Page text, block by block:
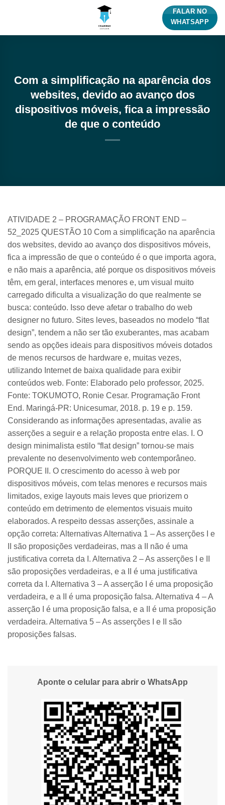
FALAR NO
WHATSAPP
Com a simplificação na aparência dos
websites, devido ao avanço dos
dispositivos móveis, fica a impressão
de que o conteúdo
ATIVIDADE 2 – PROGRAMAÇÃO FRONT END –
52_2025 QUESTÃO 10 Com a simplificação na aparência
dos websites, devido ao avanço dos dispositivos móveis,
fica a impressão de que o conteúdo é o que importa agora,
e não mais a aparência, até porque os dispositivos móveis
têm, em geral, interfaces menores e, um visual muito
carregado dificulta a visualização do que realmente se
busca: conteúdo. Isso deve afetar o trabalho do web
designer no futuro. Sites leves, baseados no modelo “flat
design”, tendem a não ser tão exuberantes, mas acabam
sendo as opções ideais para dispositivos móveis dotados
de menos recursos de hardware e, muitas vezes,
utilizando Internet de baixa qualidade para exibir
conteúdos web. Fonte: Elaborado pelo professor, 2025.
Fonte: TOKUMOTO, Ronie Cesar. Programação Front
End. Maringá-PR: Unicesumar, 2018. p. 19 e p. 159.
Considerando as informações apresentadas, avalie as
asserções a seguir e a relação proposta entre elas. I. O
design minimalista estilo “flat design” tornou-se mais
prevalente no desenvolvimento web contemporâneo.
PORQUE II. O crescimento do acesso à web por
dispositivos móveis, com telas menores e recursos mais
limitados, exige layouts mais leves que priorizem o
conteúdo em detrimento de elementos visuais muito
elaborados. A respeito dessas asserções, assinale a
opção correta: Alternativas Alternativa 1 – As asserções I e
II são proposições verdadeiras, mas a II não é uma
justificativa correta da I. Alternativa 2 – As asserções I e II
são proposições verdadeiras, e a II é uma justificativa
correta da I. Alternativa 3 – A asserção I é uma proposição
verdadeira, e a II é uma proposição falsa. Alternativa 4 – A
asserção I é uma proposição falsa, e a II é uma proposição
verdadeira. Alternativa 5 – As asserções I e II são
proposições falsas.
Aponte o celular para abrir o WhatsApp